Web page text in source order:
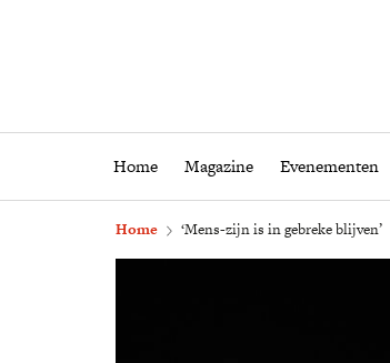
Home Magazine Evenementen
Home Magazine
Home ‘Mens-zijn is in gebreke blijven’